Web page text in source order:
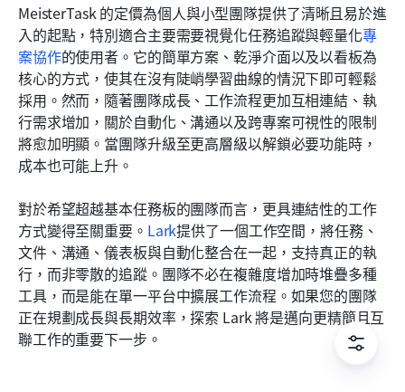
MeisterTask 的定價為個人與小型團隊提供了清晰且易於進
入的起點，特別適合主要需要視覺化任務追蹤與輕量化專
案協作的使用者。它的簡單方案、乾淨介面以及以看板為
核心的方式，使其在沒有陡峭學習曲線的情況下即可輕鬆
採用。然而，隨著團隊成長、工作流程更加互相連結、執
行需求增加，關於自動化、溝通以及跨專案可視性的限制
將愈加明顯。當團隊升級至更高層級以解鎖必要功能時，
成本也可能上升。
對於希望超越基本任務板的團隊而言，更具連結性的工作
方式變得至關重要。 Lark提供了一個工作空間，將任務、
文件、溝通、儀表板與自動化整合在一起，支持真正的執
行，而非零散的追蹤。團隊不必在複雜度增加時堆疊多種
工具，而是能在單一平台中擴展工作流程。如果您的團隊
正在規劃成長與長期效率，探索 Lark 將是邁向更精簡且互
聯工作的重要下一步。